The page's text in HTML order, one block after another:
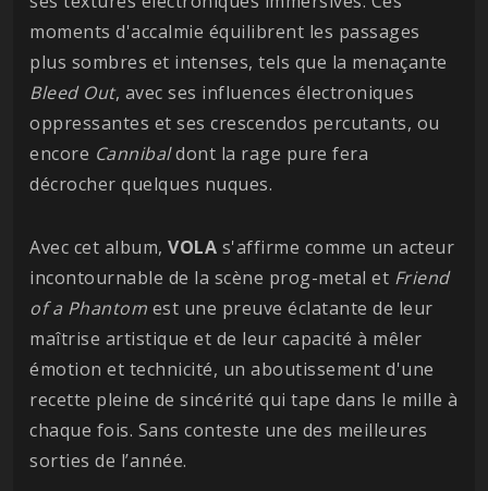
moments d'accalmie équilibrent les passages
plus sombres et intenses, tels que la menaçante
Bleed Out, avec ses influences électroniques
oppressantes et ses crescendos percutants, ou
encore Cannibaldont la rage pure fera
décrocher quelques nuques.
Avec cet album, VOLA s'affirme comme un acteur
incontournable de la scène prog-metal et Friend
of a Phantom est une preuve éclatante de leur
maîtrise artistique et de leur capacité à mêler
émotion et technicité, un aboutissement d'une
recette pleine de sincérité qui tape dans le mille à
chaque fois. Sans conteste une des meilleures
sorties de l’année.